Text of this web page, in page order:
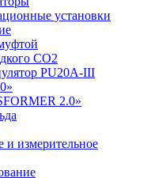
установки
CO2
PU20A-III
2.0»
и измерительное